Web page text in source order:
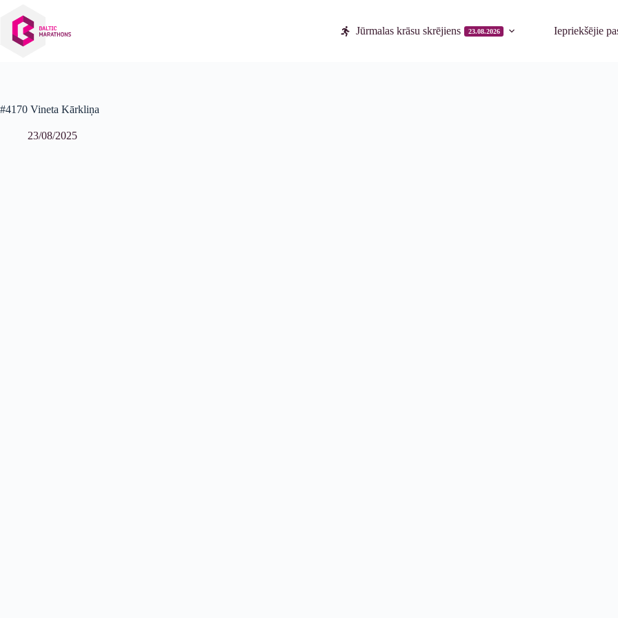
saturu
Jūrmalas krāsu skrējiens 23.08.2026 Iepriekšējie
#4170 Vineta Kārkliņa
23/08/2025